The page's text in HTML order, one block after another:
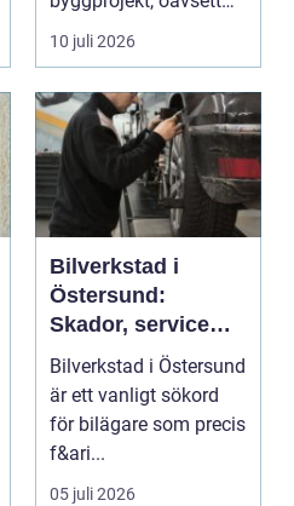
om det handlar om en
10 juli 2026
Bilverkstad i
Östersund:
Skador, service
och smarta val för
din bil
Bilverkstad i Östersund
är ett vanligt sökord
för bilägare som precis
f&ari...
05 juli 2026